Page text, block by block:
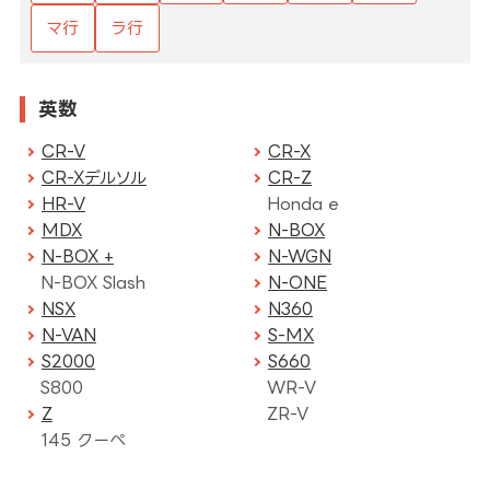
マ行 ラ行
英数
CR-V
CR-X
CR-Xデルソル
CR-Z
HR-V
Honda e
MDX
N-BOX
N-BOX +
N-WGN
N-BOX Slash
N-ONE
NSX
N360
N-VAN
S-MX
S2000
S660
S800
WR-V
Z
ZR-V
145 クーペ